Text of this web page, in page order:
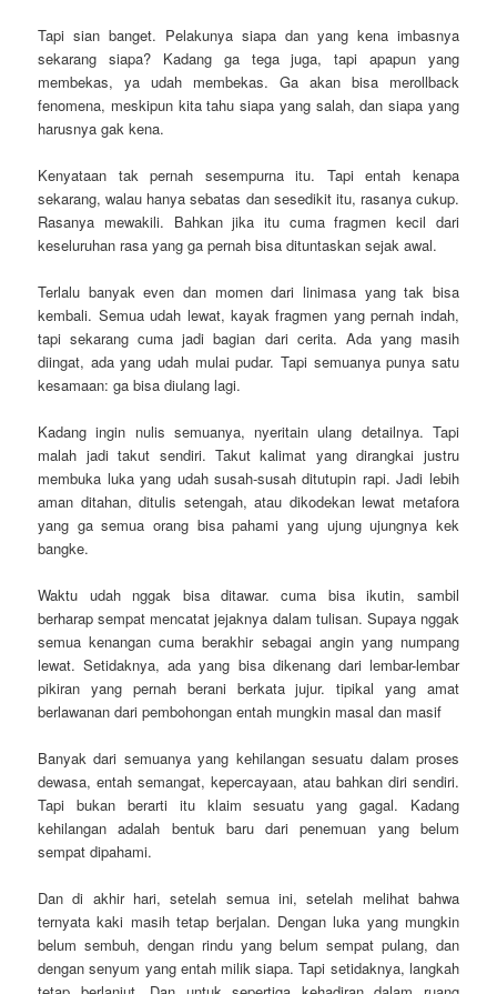
Tapi sian banget. Pelakunya siapa dan yang kena imbasnya
sekarang siapa? Kadang ga tega juga, tapi apapun yang
membekas, ya udah membekas. Ga akan bisa merollback
fenomena, meskipun kita tahu siapa yang salah, dan siapa yang
harusnya gak kena.
Kenyataan tak pernah sesempurna itu. Tapi entah kenapa
sekarang, walau hanya sebatas dan sesedikit itu, rasanya cukup.
Rasanya mewakili. Bahkan jika itu cuma fragmen kecil dari
keseluruhan rasa yang ga pernah bisa dituntaskan sejak awal.
Terlalu banyak even dan momen dari linimasa yang tak bisa
kembali. Semua udah lewat, kayak fragmen yang pernah indah,
tapi sekarang cuma jadi bagian dari cerita. Ada yang masih
diingat, ada yang udah mulai pudar. Tapi semuanya punya satu
kesamaan: ga bisa diulang lagi.
Kadang ingin nulis semuanya, nyeritain ulang detailnya. Tapi
malah jadi takut sendiri. Takut kalimat yang dirangkai justru
membuka luka yang udah susah-susah ditutupin rapi. Jadi lebih
aman ditahan, ditulis setengah, atau dikodekan lewat metafora
yang ga semua orang bisa pahami yang ujung ujungnya kek
bangke.
Waktu udah nggak bisa ditawar. cuma bisa ikutin, sambil
berharap sempat mencatat jejaknya dalam tulisan. Supaya nggak
semua kenangan cuma berakhir sebagai angin yang numpang
lewat. Setidaknya, ada yang bisa dikenang dari lembar-lembar
pikiran yang pernah berani berkata jujur. tipikal yang amat
berlawanan dari pembohongan entah mungkin masal dan masif
Banyak dari semuanya yang kehilangan sesuatu dalam proses
dewasa, entah semangat, kepercayaan, atau bahkan diri sendiri.
Tapi bukan berarti itu klaim sesuatu yang gagal. Kadang
kehilangan adalah bentuk baru dari penemuan yang belum
sempat dipahami.
Dan di akhir hari, setelah semua ini, setelah melihat bahwa
ternyata kaki masih tetap berjalan. Dengan luka yang mungkin
belum sembuh, dengan rindu yang belum sempat pulang, dan
dengan senyum yang entah milik siapa. Tapi setidaknya, langkah